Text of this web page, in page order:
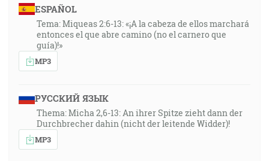
ESPAÑOL
Tema: Miqueas 2:6-13: «¡A la cabeza de ellos marchará
entonces el que abre camino (no el carnero que
guía)!»
MP3
РУССКИЙ ЯЗЫК
Thema: Micha 2,6-13: An ihrer Spitze zieht dann der
Durchbrecher dahin (nicht der leitende Widder)!
MP3